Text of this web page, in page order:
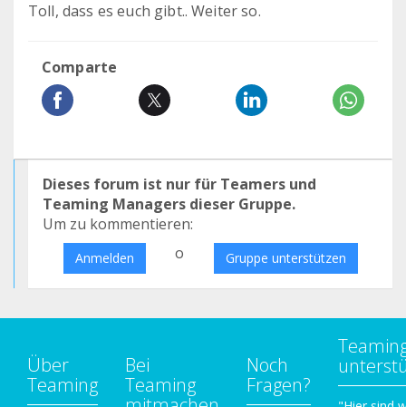
Toll, dass es euch gibt.. Weiter so.
Comparte
Dieses forum ist nur für Teamers und
Teaming Managers dieser Gruppe.
Um zu kommentieren:
Anmelden o Gruppe unterstützen
Über
Teaming
Bei
Teaming
Noch
Fragen?